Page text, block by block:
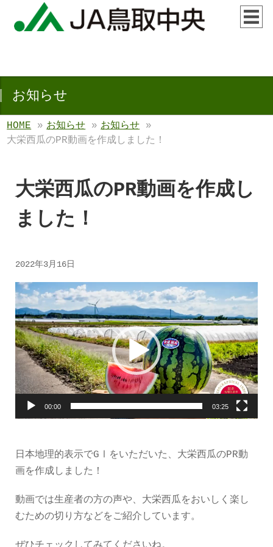
お知らせ
HOME » お知らせ » お知らせ »
大栄西瓜のPR動画を作成しました！
大栄西瓜のPR動画を作成し
ました！
2022年3月16日
動
画
プ
レ
ー
ヤ
ー
00:00 03:25
日本地理的表示でGⅠをいただいた、大栄西瓜のPR動
画を作成しました！
動画では生産者の方の声や、大栄西瓜をおいしく楽し
むための切り方などをご紹介しています。